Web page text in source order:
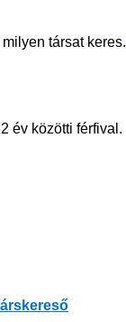
társat keres.
év közötti férfival.